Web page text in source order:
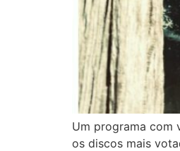
Um programa com
os discos mais